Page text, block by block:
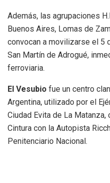
Además, las agrupaciones
Buenos Aires, Lomas de
convocan a movilizarse el 5
San Martín de Adrogué,
ferroviaria.
El Vesubio fue un centro
Argentina, utilizado por el
Ciudad Evita de La
Cintura con la Autopista
Penitenciario Nacional.